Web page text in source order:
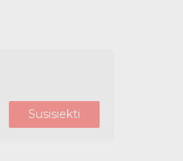
Susisiekti